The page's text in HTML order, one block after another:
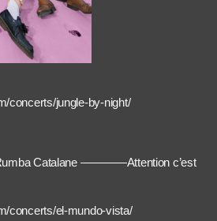
concerts/jungle-by-night/
Catalane ————Attention c’est
concerts/el-mundo-vista/